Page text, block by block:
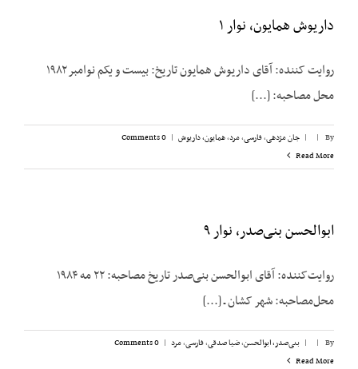
داریوش همایون، نوار ۱
روایت کننده: آقای داریوش همایون تاریخ: بیست و یکم نوامبر ۱۹۸۲
محل مصاحبه: [...]
By
|
| جان مژدهی,فارسی,مرد,همایون، داریوش |
0 Comments
Read More
ابوالحسن بنی‌صدر، نوار ۹
روایت‌کننده: آقای ابوالحسن بنی‌صدر تاریخ مصاحبه: ۲۲ مه ۱۹۸۴
محل‌مصاحبه: شهر کشان ـ [...]
By
|
| بنی‌صدر، ابوالحسن,ضیا صدقی,فارسی,مرد |
0 Comments
Read More